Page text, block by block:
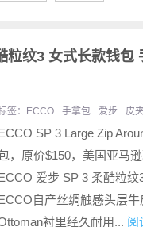
粒纹3 女式长款钱包
签： ECCO 手拿包 爱步 皮
SP 3 Large Zip
，原价$150，美国亚马
爱步 SP 3 柔酷粒纹
自产丝绸触感头层
衬里经久耐用... 阅